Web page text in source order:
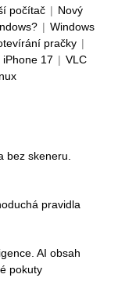
počítač | Nový
| Windows
pračky |
iPhone 17 | VLC
bez skeneru.
pravidla
AI obsah
pokuty